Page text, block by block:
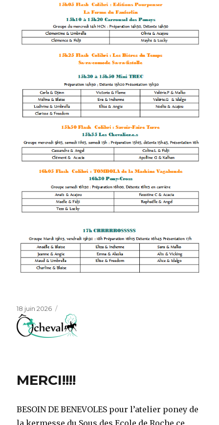
Publié
le
18 juin 2026
MERCI!!!!
BESOIN DE BENEVOLES pour l’atelier poney de
la kermesse du Sous des Ecole de Roche ce